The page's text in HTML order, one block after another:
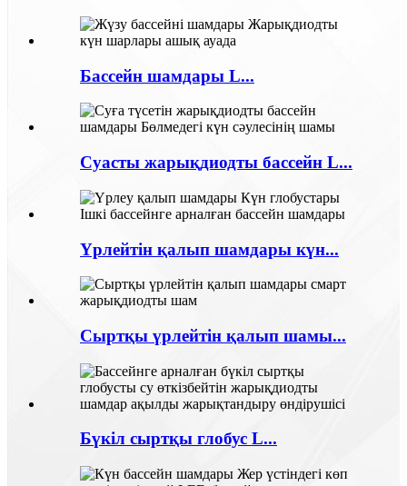
Бассейн шамдары L...
Суасты жарықдиодты бассейн L...
Үрлейтін қалып шамдары күн...
Сыртқы үрлейтін қалып шамы...
Бүкіл сыртқы глобус L...